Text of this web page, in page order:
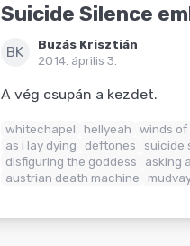
Suicide Silence
BK
Buzás Krisztián
2014. április 3.
A vég csupán a kezdet.
whitechapel hellyeah winds of
as i lay dying
deftones suicide
disfiguring the goddess
asking
austrian death machine